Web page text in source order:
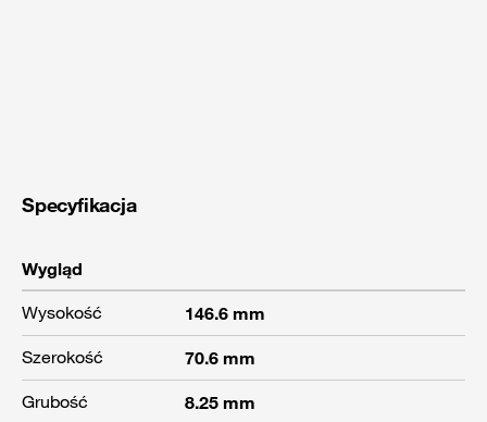
Specyfikacja
Wygląd
Wysokość
146.6 mm
Szerokość
70.6 mm
Grubość
8.25 mm